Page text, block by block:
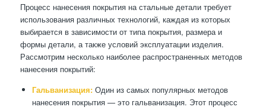
Процесс нанесения покрытия на стальные детали требует
использования различных технологий, каждая из которых
выбирается в зависимости от типа покрытия, размера и
формы детали, а также условий эксплуатации изделия.
Рассмотрим несколько наиболее распространенных методов
нанесения покрытий:
Гальванизация:Один из самых популярных методов
нанесения покрытия — это гальванизация. Этот процесс